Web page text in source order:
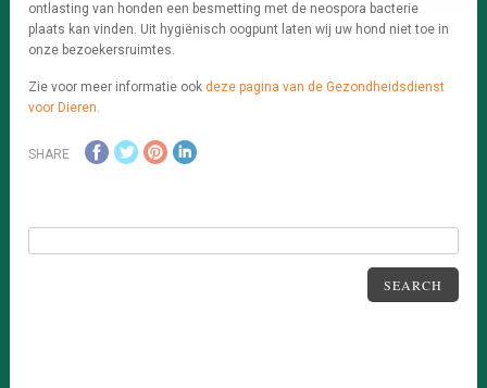
ontlasting van honden een besmetting met de neospora bacterie
plaats kan vinden. Uit hygiënisch oogpunt laten wij uw hond niet toe in
onze bezoekersruimtes.
Zie voor meer informatie ook deze pagina van de Gezondheidsdienst
voor Dieren.
SHARE
SEARCH